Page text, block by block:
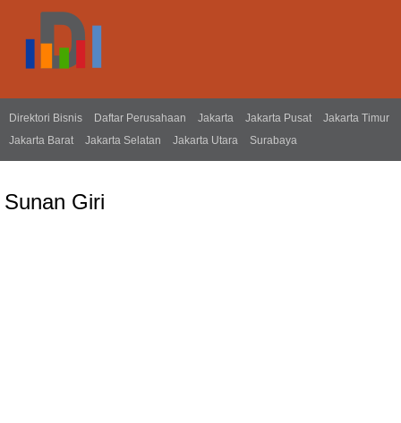
Direktori Bisnis Daftar Perusahaan Jakarta Jakarta Pusat
Jakarta Timur
Jakarta Barat
Jakarta Selatan Jakarta Utara Surabaya
Sunan Giri